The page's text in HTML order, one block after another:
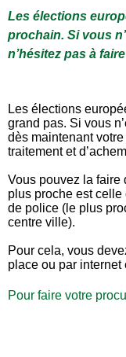
Les élections
prochain. Si vous
n’hésitez pas à
Les élections
grand pas. Si vous
dès maintenant
traitement et
Vous pouvez la faire
plus proche est
de police (le plus
centre ville).
Pour cela, vous
place ou par internet
Pour faire votre